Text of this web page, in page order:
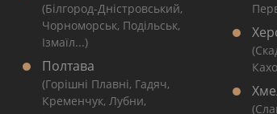
(Білгород-Дністровський,
Чорноморськ, Подільськ,
Ізмаїл...)
Полтава
(Горішні Плавні, Гадяч,
Кременчук, Лубни,